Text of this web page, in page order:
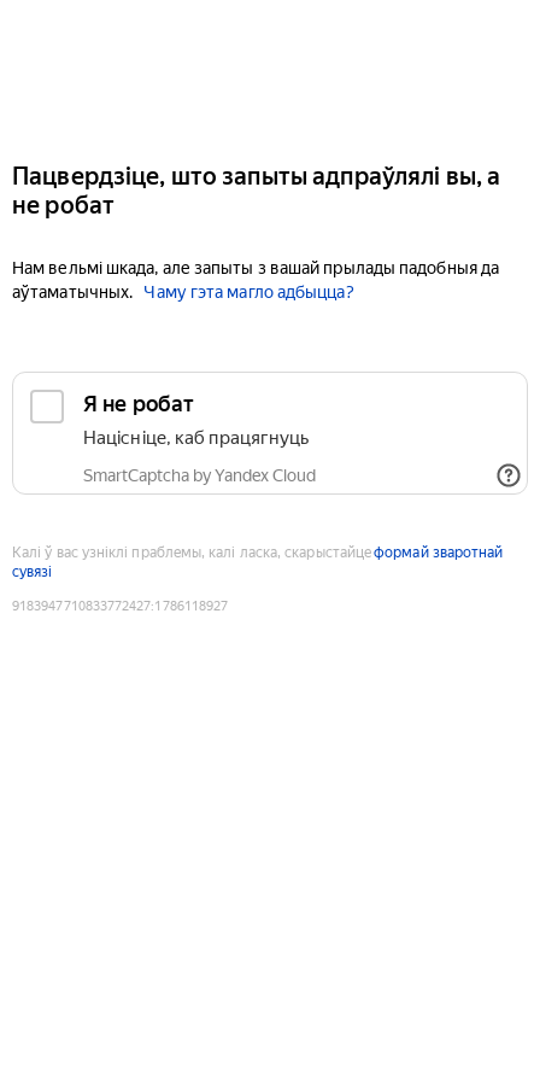
Пацвердзіце, што запыты адпраўлялі вы, а
не робат
Нам вельмі шкада, але запыты з вашай прылады падобныя да
аўтаматычных.
Чаму гэта магло адбыцца?
Я не робат
Націсніце, каб працягнуць
SmartCaptcha by Yandex Cloud
Калі ў вас узніклі праблемы, калі ласка, скарыстайцеформай зваротнай
сувязі
9183947710833772427:1786118927